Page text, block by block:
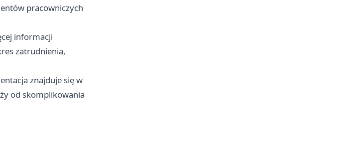
pracowniczych
informacji
zatrudnienia,
znajduje się w
od skomplikowania